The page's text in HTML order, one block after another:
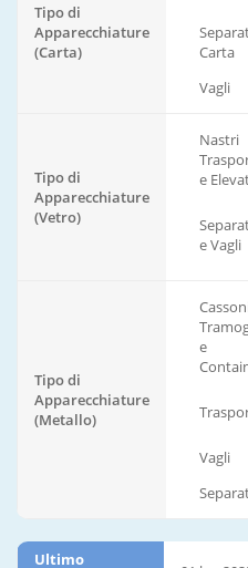
Tipo di
Apparecchiature
(Carta)
Carta
Vagli
Tipo di
Apparecchiature
(Vetro)
Nastri
e
e Vagli
Tipo di
Apparecchiature
(Metallo)
e
Vagli
Ultimo